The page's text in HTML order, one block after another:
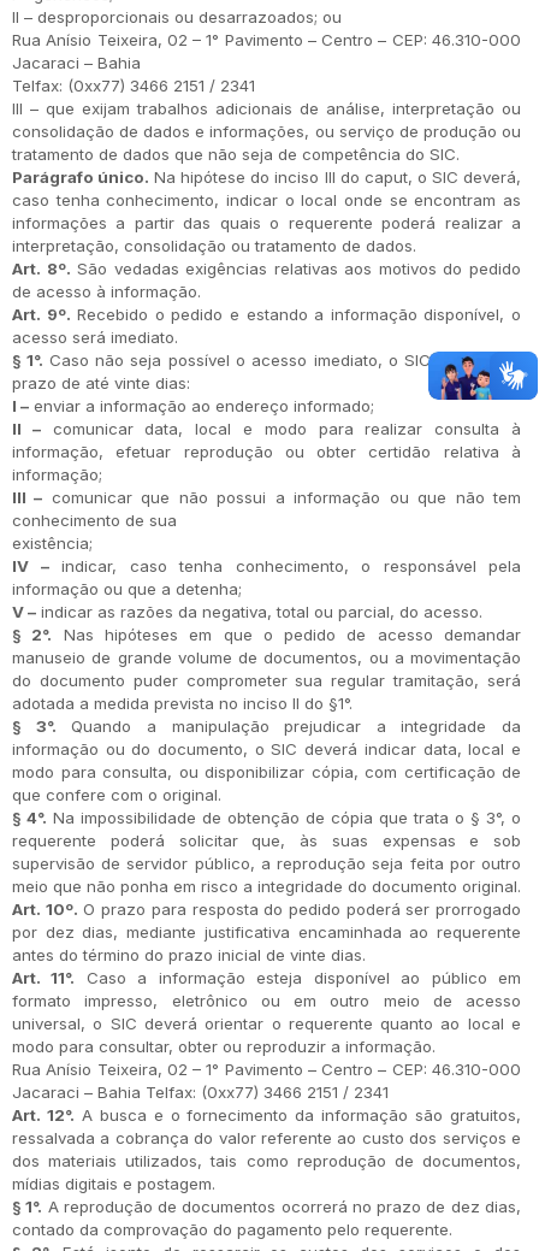
II – desproporcionais ou desarrazoados; ou
Rua Anísio Teixeira, 02 – 1° Pavimento – Centro – CEP: 46.310-000
Jacaraci – Bahia
Telfax: (0xx77) 3466 2151 / 2341
III – que exijam trabalhos adicionais de análise, interpretação ou
consolidação de dados e informações, ou serviço de produção ou
tratamento de dados que não seja de competência do SIC.
Parágrafo único. Na hipótese do inciso III do caput, o SIC deverá,
caso tenha conhecimento, indicar o local onde se encontram as
informações a partir das quais o requerente poderá realizar a
interpretação, consolidação ou tratamento de dados.
Art. 8º. São vedadas exigências relativas aos motivos do pedido
de acesso à informação.
Art. 9º. Recebido o pedido e estando a informação disponível, o
acesso será imediato.
§ 1°. Caso não seja possível o acesso imediato, o SIC deverá, no
prazo de até vinte dias:
I – enviar a informação ao endereço informado;
II –comunicar data, local e modo para realizar consulta à
informação, efetuar reprodução ou obter certidão relativa à
informação;
III – comunicar que não possui a informação ou que não tem
conhecimento de sua
existência;
IV –indicar, caso tenha conhecimento, o responsável pela
informação ou que a detenha;
V – indicar as razões da negativa, total ou parcial, do acesso.
§ 2°. Nas hipóteses em que o pedido de acesso demandar
manuseio de grande volume de documentos, ou a movimentação
do documento puder comprometer sua regular tramitação, será
adotada a medida prevista no inciso II do §1°.
§ 3°. Quando a manipulação prejudicar a integridade da
informação ou do documento, o SIC deverá indicar data, local e
modo para consulta, ou disponibilizar cópia, com certificação de
que confere com o original.
§ 4°. Na impossibilidade de obtenção de cópia que trata o § 3°, o
requerente poderá solicitar que, às suas expensas e sob
supervisão de servidor público, a reprodução seja feita por outro
meio que não ponha em risco a integridade do documento original.
Art. 10º. O prazo para resposta do pedido poderá ser prorrogado
por dez dias, mediante justificativa encaminhada ao requerente
antes do término do prazo inicial de vinte dias.
Art. 11°. Caso a informação esteja disponível ao público em
formato impresso, eletrônico ou em outro meio de acesso
universal, o SIC deverá orientar o requerente quanto ao local e
modo para consultar, obter ou reproduzir a informação.
Rua Anísio Teixeira, 02 – 1° Pavimento – Centro – CEP: 46.310-000
Jacaraci – Bahia Telfax: (0xx77) 3466 2151 / 2341
Art. 12°. A busca e o fornecimento da informação são gratuitos,
ressalvada a cobrança do valor referente ao custo dos serviços e
dos materiais utilizados, tais como reprodução de documentos,
mídias digitais e postagem.
§ 1°. A reprodução de documentos ocorrerá no prazo de dez dias,
contado da comprovação do pagamento pelo requerente.